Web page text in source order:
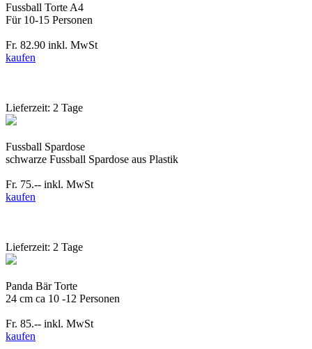
Fussball Torte A4
Für 10-15 Personen
Fr. 82.90 inkl. MwSt
kaufen
Lieferzeit: 2 Tage
Fussball Spardose
schwarze Fussball Spardose aus Plastik
Fr. 75.-- inkl. MwSt
kaufen
Lieferzeit: 2 Tage
Panda Bär Torte
24 cm ca 10 -12 Personen
Fr. 85.-- inkl. MwSt
kaufen